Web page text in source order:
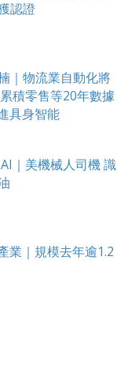
認證
｜物流業自動化將
積零售等20年數據
具身智能
｜美機械人司機 識
業｜規模去年逾1.2